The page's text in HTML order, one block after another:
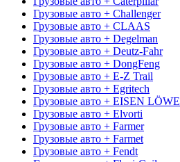
Грузовые авто + Challenger
Грузовые авто + CLAAS
Грузовые авто + Degelman
Грузовые авто + Deutz-Fahr
Грузовые авто + DongFeng
Грузовые авто + E-Z Trail
Грузовые авто + Egritech
Грузовые авто + EISEN LÖWE
Грузовые авто + Elvorti
Грузовые авто + Farmer
Грузовые авто + Farmet
Грузовые авто + Fendt